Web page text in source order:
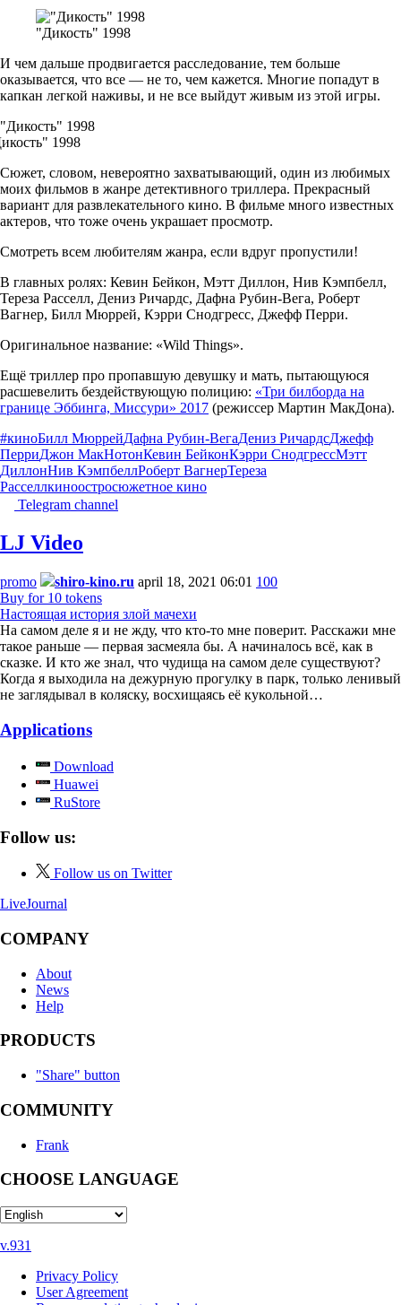
"Дикость" 1998
И чем дальше продвигается расследование, тем больше
оказывается, что все — не то, чем кажется. Многие попадут в
капкан легкой наживы, и не все выйдут живым из этой игры.
1998
Сюжет, словом, невероятно захватывающий, один из любимых
моих фильмов в жанре детективного триллера. Прекрасный
вариант для развлекательного кино. В фильме много известных
актеров, что тоже очень украшает просмотр.
Смотреть всем любителям жанра, если вдруг пропустили!
В главных ролях: Кевин Бейкон, Мэтт Диллон, Нив Кэмпбелл,
Тереза Расселл, Дениз Ричардс, Дафна Рубин-Вега, Роберт
Вагнер, Билл Мюррей, Кэрри Снодгресс, Джефф Перри.
Оригинальное название: «Wild Things».
Ещё триллер про пропавшую девушку и мать, пытающуюся
расшевелить бездействующую полицию: «Три билборда на
границе Эббинга, Миссури» 2017 (режиссер Мартин МакДона).
#киноБилл МюррейДафна Рубин-ВегаДениз РичардсДжефф
ПерриДжон МакНотонКевин БейконКэрри СнодгрессМэтт
ДиллонНив КэмпбеллРоберт ВагнерТереза
Расселлкиноостросюжетное кино
Telegram channel
LJ Video
promo shiro-kino.ru april 18, 2021 06:01 100
Buy for 10 tokens
Настоящая история злой мачехи
На самом деле я и не жду, что кто-то мне поверит. Расскажи мне
такое раньше — первая засмеяла бы. А начиналось всё, как в
сказке. И кто же знал, что чудища на самом деле существуют?
Когда я выходила на дежурную прогулку в парк, только ленивый
не заглядывал в коляску, восхищаясь её кукольной…
Applications
Download
Huawei
RuStore
Follow us:
Follow us on Twitter
LiveJournal
COMPANY
About
News
Help
PRODUCTS
"Share" button
COMMUNITY
Frank
CHOOSE LANGUAGE
v.931
Privacy Policy
User Agreement